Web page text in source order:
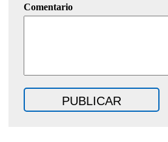
Comentario